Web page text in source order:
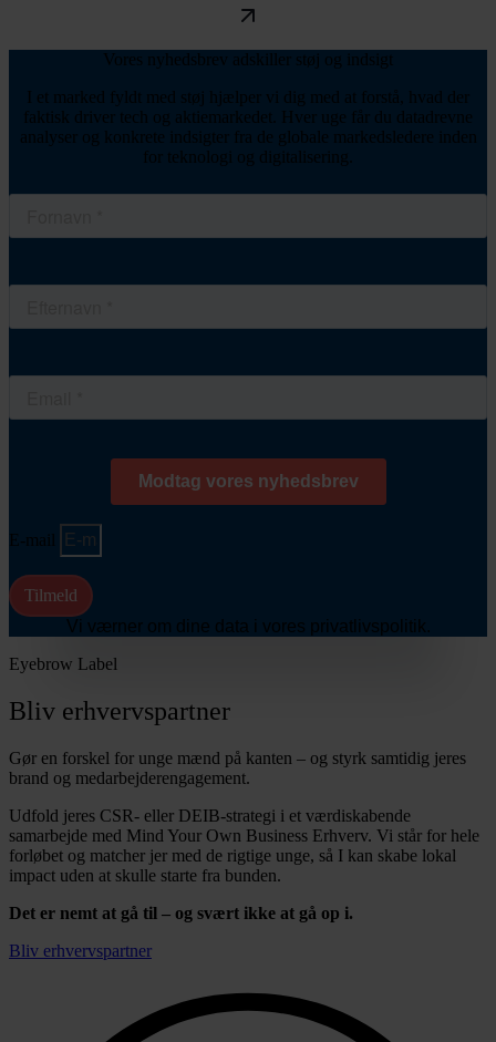
Vores nyhedsbrev adskiller støj og indsigt
I et marked fyldt med støj hjælper vi dig med at forstå, hvad der
faktisk driver tech og aktiemarkedet. Hver uge får du datadrevne
analyser og konkrete indsigter fra de globale markedsledere inden
for teknologi og digitalisering.
E-mail
Tilmeld
Vi værner om dine data i vores privatlivspolitik.
Eyebrow Label
Bliv erhvervspartner
Gør en forskel for unge mænd på kanten – og styrk samtidig jeres
brand og medarbejderengagement.
Udfold jeres CSR- eller DEIB-strategi i et værdiskabende
samarbejde med Mind Your Own Business Erhverv. Vi står for hele
forløbet og matcher jer med de rigtige unge, så I kan skabe lokal
impact uden at skulle starte fra bunden.
Det er nemt at gå til – og svært ikke at gå op i.
Bliv erhvervspartner